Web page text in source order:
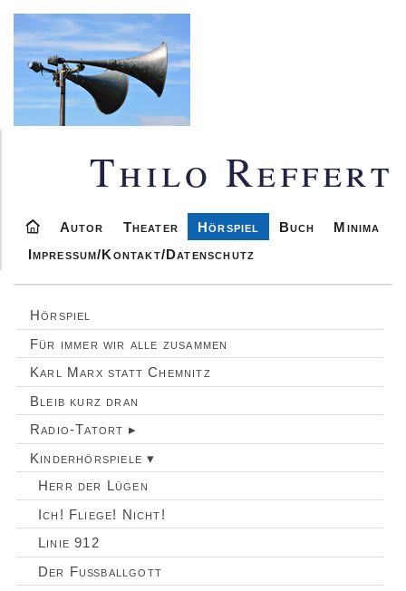
Thilo Reffert
Autor Theater Hörspiel Buch
Minima
Impressum/Kontakt/Datenschutz
Hörspiel
Für immer wir alle zusammen
Karl Marx statt Chemnitz
Bleib kurz dran
Radio-Tatort ▸
Kinderhörspiele ▾
Herr der Lügen
Ich! Fliege! Nicht!
Linie 912
Der Fußballgott